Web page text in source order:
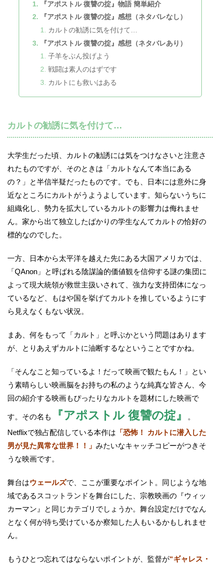
『アポストル 復讐の掟』物語 簡単紹介
『アポストル 復讐の掟』感想（ネタバレなし）
カルトの勧誘に気を付けて…
『アポストル 復讐の掟』感想（ネタバレあり）
子羊をぶん投げよう
戦闘は素人のはずです
カルトにも救いはある
カルトの勧誘に気を付けて…
大学生だった頃、カルトの勧誘には気をつけなさいと注意さ
れたものですが、そのときは「カルトなんて本当にある
の？」と半信半疑だったものです。でも、日本には意外に身
近なところにカルトがうようよしています。知らないうちに
組織化し、勢力を拡大しているカルトの影響力は侮れませ
ん。家から出て独立したばかりの学生なんてカルトの恰好の
標的なのでした。
一方、日本から太平洋を越えた先にある大国アメリカでは、
「QAnon」と呼ばれる陰謀論的価値観を信仰する謎の集団に
よって現大統領が救世主扱いされて、強力な支持団体になっ
ているなど、もはや国を挙げてカルトを推しているようにす
ら見えなくもない状況。
まあ、何をもって「カルト」と呼ぶかという問題はあります
が、とりあえずカルトに油断するなということですかね。
「そんなこと知っているよ！だって映画で観たもん！」とい
う素晴らしい映画脳をお持ちの私のような純真な皆さん、今
回の紹介する映画もぴったりなカルトを題材にした映画で
す。その名も 『アポストル 復讐の掟』
。
Netflixで独占配信している本作は 「恐怖！ カルトに潜入した
男が見た異常な世界！！」 みたいなキャッチコピーがつきそ
うな映画です。
舞台はウェールズで、ここが重要なポイント。同じような地
域であるスコットランドを舞台にした、宗教映画の『ウィッ
カーマン』と同じカテゴリでしょうか。舞台設定だけでなん
となく何が待ち受けているか察知した人もいるかもしれませ
ん。
もうひとつ忘れてはならないポイントが、監督が“ギャレス・